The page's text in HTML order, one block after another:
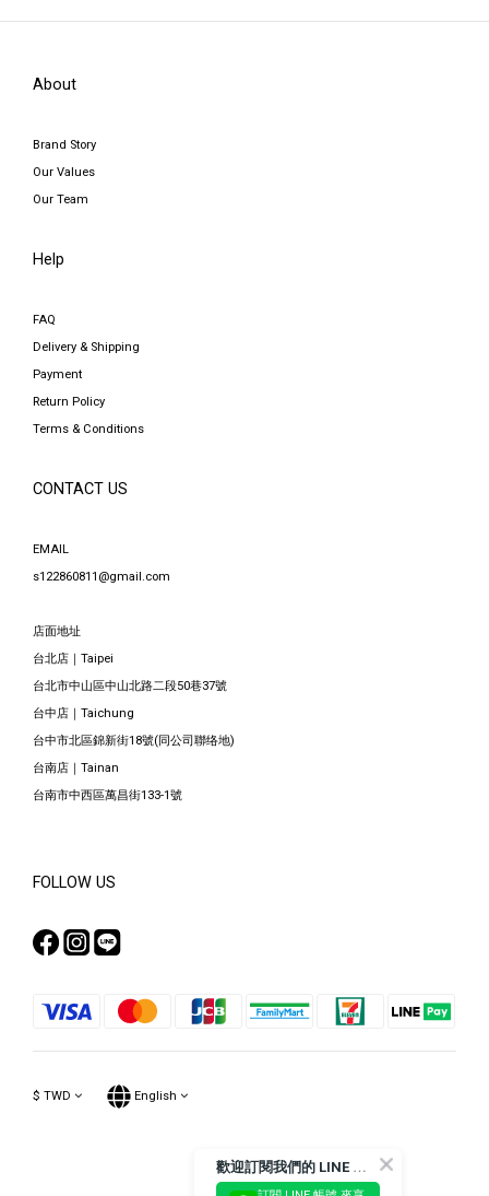
About
Brand Story
Our Values
Our Team
Help
FAQ
Delivery & Shipping
Payment
Return Policy
Terms & Conditions
CONTACT US
EMAIL
s122860811@gmail.com
店面地址
台北店｜Taipei
台北市中山區中山北路二段50巷37號
台中店｜Taichung
台中市北區錦新街18號(同公司聯络地)
台南店｜Tainan
台南市中西區萬昌街133-1號
FOLLOW US
$ TWD English
歡
迎訂閱我們的 LINE 官方帳號